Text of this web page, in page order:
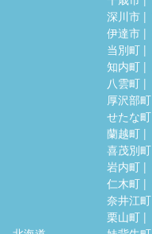
深川市
伊達市
当別町
知内町
八雲町
厚沢部町
せたな町
蘭越町
喜茂別町
岩内町
仁木町
奈井江町
栗山町